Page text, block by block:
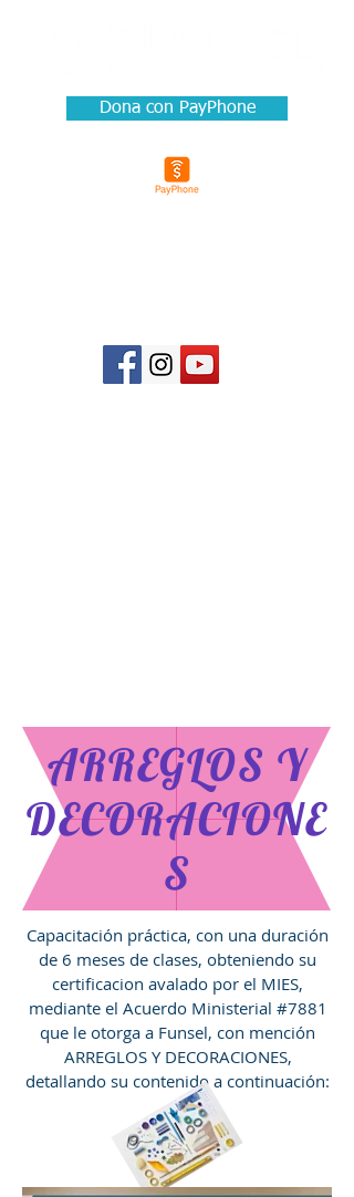
Dona con PayPhone
ARREGLOS Y
DECORACIONE
S
Capacitación práctica, con una duración
de 6 meses de clases, obteniendo su
certificacion avalado por el MIES,
mediante el Acuerdo Ministerial #7881
que le otorga a Funsel, con mención
ARREGLOS Y DECORACIONES,
detallando su contenido a continuación: